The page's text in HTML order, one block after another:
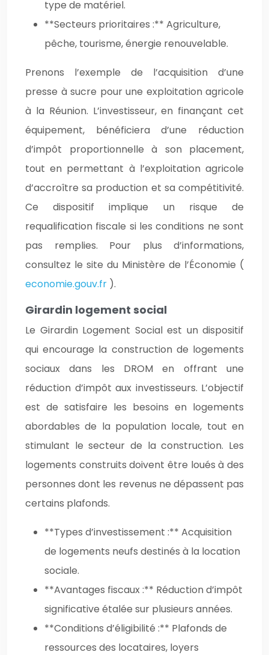
type de matériel.
**Secteurs prioritaires :** Agriculture,
pêche, tourisme, énergie renouvelable.
Prenons l’exemple de l’acquisition d’une
presse à sucre pour une exploitation agricole
à la Réunion. L’investisseur, en finançant cet
équipement, bénéficiera d’une réduction
d’impôt proportionnelle à son placement,
tout en permettant à l’exploitation agricole
d’accroître sa production et sa compétitivité.
Ce dispositif implique un risque de
requalification fiscale si les conditions ne sont
pas remplies. Pour plus d’informations,
consultez le site du Ministère de l’Économie (
economie.gouv.fr ).
Girardin logement social
Le Girardin Logement Social est un dispositif
qui encourage la construction de logements
sociaux dans les DROM en offrant une
réduction d’impôt aux investisseurs. L’objectif
est de satisfaire les besoins en logements
abordables de la population locale, tout en
stimulant le secteur de la construction. Les
logements construits doivent être loués à des
personnes dont les revenus ne dépassent pas
certains plafonds.
**Types d’investissement :** Acquisition
de logements neufs destinés à la location
sociale.
**Avantages fiscaux :** Réduction d’impôt
significative étalée sur plusieurs années.
**Conditions d’éligibilité :** Plafonds de
ressources des locataires, loyers